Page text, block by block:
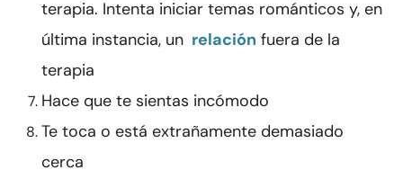
terapia. Intenta iniciar temas románticos y, en
última instancia, un relación fuera de la
terapia
Hace que te sientas incómodo
Te toca o está extrañamente demasiado
cerca